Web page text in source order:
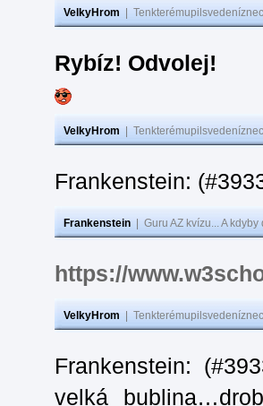
VelkyHrom
Rybíz! Odvolej!
VelkyHrom
Frankenstein:
Frankenstein Guru AZ kvízu... A
https://
VelkyHrom
Frankenstein:
velká